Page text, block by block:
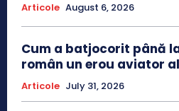
Articole August 6, 2026
Cum a batjocorit până
român un erou aviator
Articole July 31, 2026